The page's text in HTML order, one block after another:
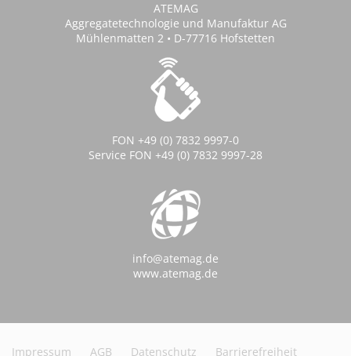
ATEMAG
Aggregatetechnologie und Manufaktur AG
Mühlenmatten 2 • D-77716 Hofstetten
FON +49 (0) 7832 9997-0
Service FON +49 (0) 7832 9997-28
info@atemag.de
www.atemag.de
Impressum AGB Datenschutz Barrierefreiheit